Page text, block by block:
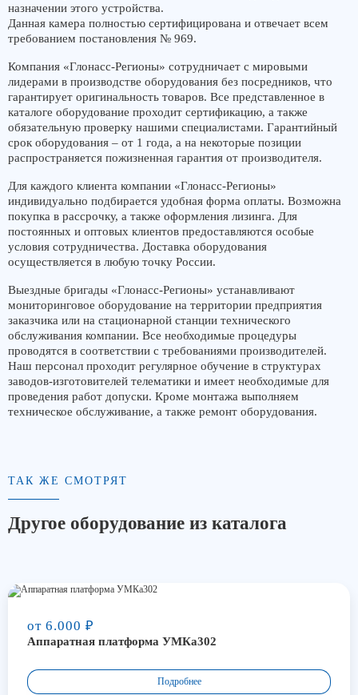
назначении этого устройства.
Данная камера полностью сертифицирована и отвечает всем
требованием постановления № 969.
Компания «Глонасс-Регионы» сотрудничает с мировыми
лидерами в производстве оборудования без посредников, что
гарантирует оригинальность товаров. Все представленное в
каталоге оборудование проходит сертификацию, а также
обязательную проверку нашими специалистами. Гарантийный
срок оборудования – от 1 года, а на некоторые позиции
распространяется пожизненная гарантия от производителя.
Для каждого клиента компании «Глонасс-Регионы»
индивидуально подбирается удобная форма оплаты. Возможна
покупка в рассрочку, а также оформления лизинга. Для
постоянных и оптовых клиентов предоставляются особые
условия сотрудничества. Доставка оборудования
осуществляется в любую точку России.
Выездные бригады «Глонасс-Регионы» устанавливают
мониторинговое оборудование на территории предприятия
заказчика или на стационарной станции технического
обслуживания компании. Все необходимые процедуры
проводятся в соответствии с требованиями производителей.
Наш персонал проходит регулярное обучение в структурах
заводов-изготовителей телематики и имеет необходимые для
проведения работ допуски. Кроме монтажа выполняем
техническое обслуживание, а также ремонт оборудования.
ТАК ЖЕ СМОТРЯТ
Другое оборудование из каталога
от 6.000 ₽
Аппаратная платформа УМКа302
Подробнее